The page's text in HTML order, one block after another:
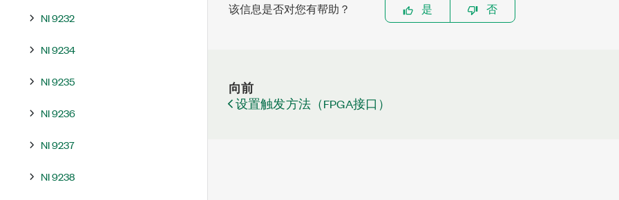
NI 9232
NI 9234
NI 9235
NI 9236
NI 9237
NI 9238
该信息是否对您有帮助？ 是 否
向前
设置触发方法（FPGA接口）